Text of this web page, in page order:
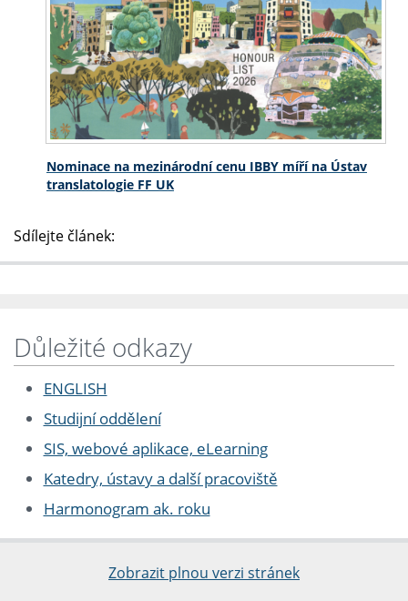
Nominace na mezinárodní cenu IBBY míří na Ústav
translatologie FF UK
Sdílejte článek:
Důležité odkazy
ENGLISH
Studijní oddělení
SIS, webové aplikace, eLearning
Katedry, ústavy a další pracoviště
Harmonogram ak. roku
Zobrazit plnou verzi stránek